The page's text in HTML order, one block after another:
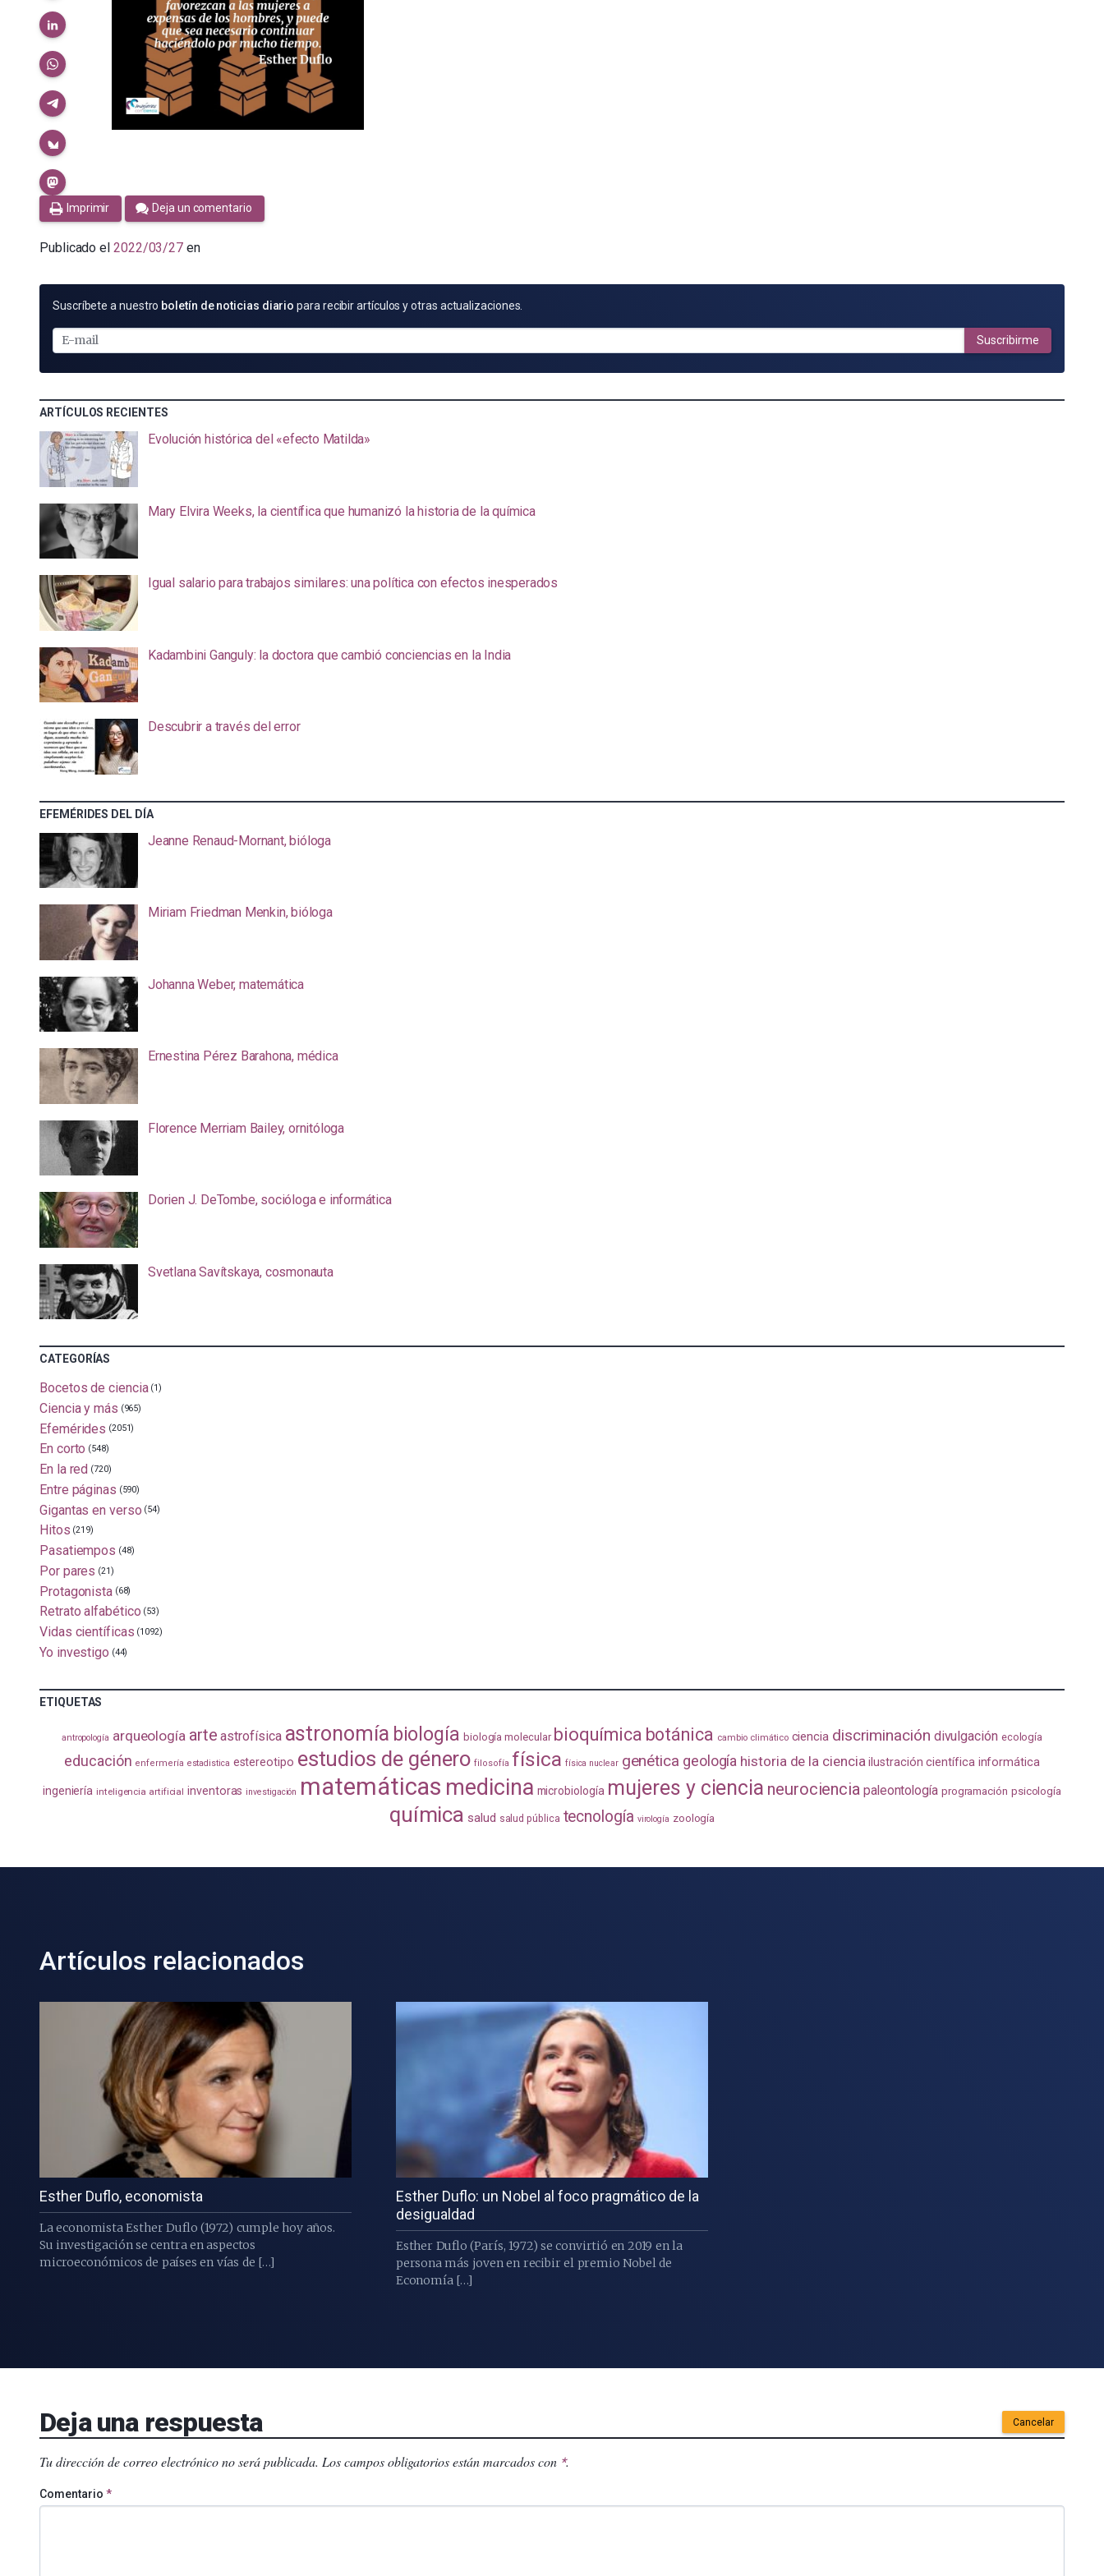
Imprimir Deja un comentario
Publicado el 2022/03/27 en
SUSCRÍBETE
E-
MAIL
Suscríbete a nuestro boletín de noticias diario para recibir artículos y otras actualizaciones.
Suscribirme
ARTÍCULOS RECIENTES
Evolución histórica del «efecto Matilda»
Mary Elvira Weeks, la científica que humanizó la historia de la química
Igual salario para trabajos similares: una política con efectos inesperados
Kadambini Ganguly: la doctora que cambió conciencias en la India
Descubrir a través del error
EFEMÉRIDES DEL DÍA
Jeanne Renaud-Mornant, bióloga
Miriam Friedman Menkin, bióloga
Johanna Weber, matemática
Ernestina Pérez Barahona, médica
Florence Merriam Bailey, ornitóloga
Dorien J. DeTombe, socióloga e informática
Svetlana Savítskaya, cosmonauta
CATEGORÍAS
Bocetos de ciencia (1)
Ciencia y más (965)
Efemérides (2051)
En corto (548)
En la red (720)
Entre páginas (590)
Gigantas en verso (54)
Hitos (219)
Pasatiempos (48)
Por pares (21)
Protagonista (68)
Retrato alfabético (53)
Vidas científicas (1092)
Yo investigo (44)
ETIQUETAS
antropología arqueología arte astrofísica astronomía biología biología molecular bioquímica botánica cambio climático ciencia discriminación divulgación ecología
educación enfermería estadistica estereotipo estudios de género filosofía física física nuclear genética geología historia de la ciencia ilustración científica informática
ingeniería inteligencia artificial inventoras investigación matemáticas medicina microbiología mujeres y ciencia neurociencia paleontología programación psicología
química salud salud pública tecnología virología zoología
Artículos relacionados
Esther Duflo, economista
La economista Esther Duflo (1972) cumple hoy años.
Su investigación se centra en aspectos
microeconómicos de países en vías de […]
Esther Duflo: un Nobel al foco pragmático de la
desigualdad
Esther Duflo (París, 1972) se convirtió en 2019 en la
persona más joven en recibir el premio Nobel de
Economía […]
Deja una respuesta Cancelar
Tu dirección de correo electrónico no será publicada. Los campos obligatorios están marcados con *.
Comentario *